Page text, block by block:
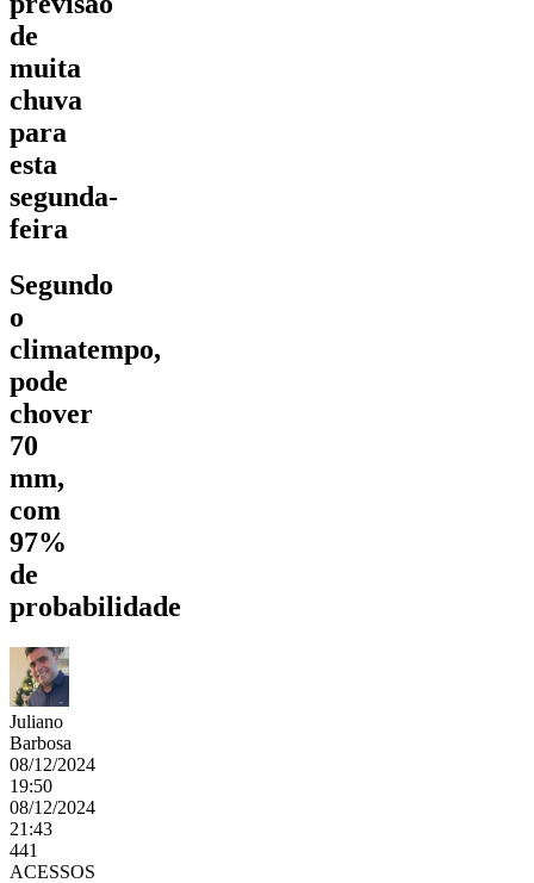
de
muita
chuva
para
esta
segunda-
feira
Segundo
o
climatempo,
pode
chover
70
mm,
com
97%
de
probabilidade
Juliano
Barbosa
08/12/2024
19:50
08/12/2024
21:43
441
ACESSOS